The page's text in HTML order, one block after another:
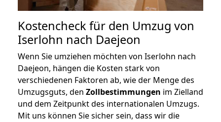
Kostencheck für den Umzug von
Iserlohn nach Daejeon
Wenn Sie umziehen möchten von Iserlohn nach
Daejeon, hängen die Kosten stark von
verschiedenen Faktoren ab, wie der Menge des
Umzugsguts, den Zollbestimmungen im Zielland
und dem Zeitpunkt des internationalen Umzugs.
Mit uns können Sie sicher sein, dass wir die